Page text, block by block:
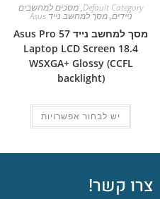
Default Category
,מסכים למחשבים
ניידים,מסך למחשב נייד Asus
מסך למחשב נייד Asus Pro 57
Laptop LCD Screen 18.4
WSXGA+ Glossy (CCFL
backlight)
יש לבחור אפשרויות
צרו קשר!